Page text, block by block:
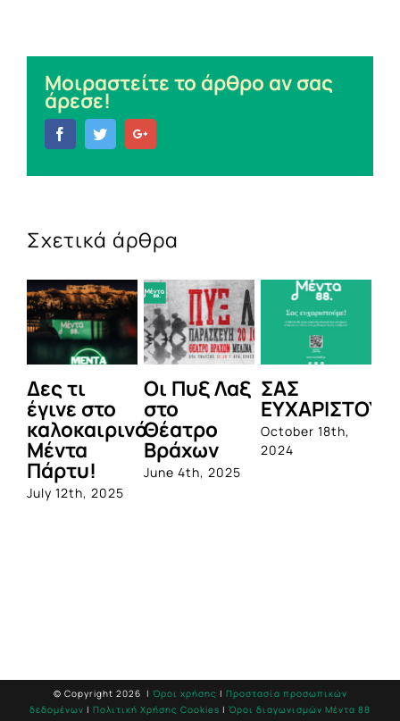
Μοιραστείτε το άρθρο αν σας
άρεσε!
FacebookTwitter
Σχετικά άρθρα
Δες τι
έγινε στο
καλοκαιρινό
Μέντα
Πάρτυ!
July 12th, 2025
Οι Πυξ Λαξ
στο
Θέατρο
Βράχων
June 4th, 2025
ΣΑΣ
October 18th,
2024
© Copyright 2026 | Όροι χρήσης | Προστασία προσωπικών
δεδομένων | Πολιτική Χρήσης Cookies | Όροι διαγωνισμών Mέντα 88